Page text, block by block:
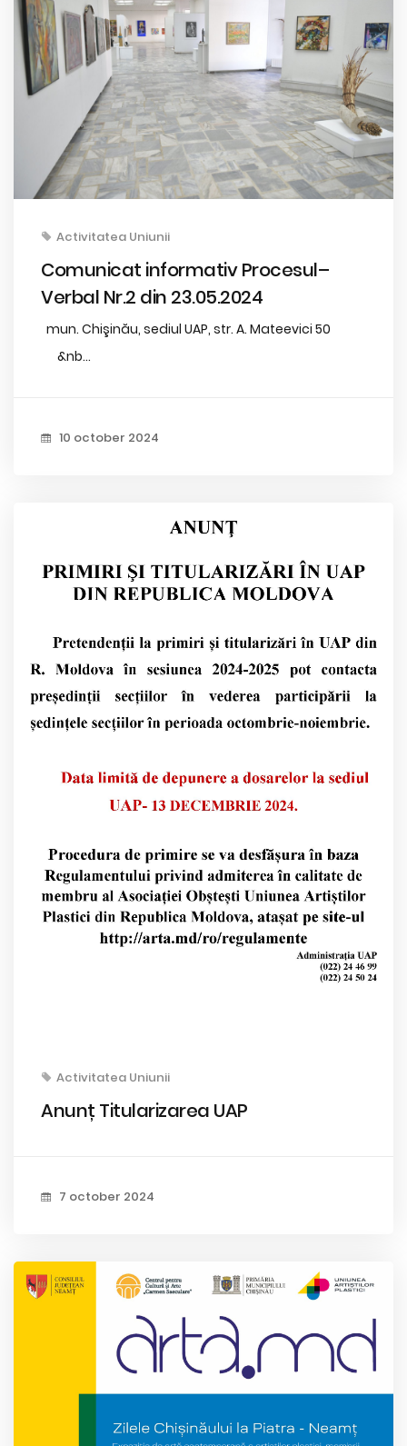
Activitatea Uniunii
Comunicat informativ Procesul–
Verbal Nr.2 din 23.05.2024
mun. Chişinău, sediul UAP, str. A. Mateevici 50
&nb...
10 october 2024
Activitatea Uniunii
Anunț Titularizarea UAP
7 october 2024